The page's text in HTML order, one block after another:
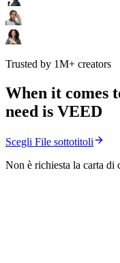
Trusted by 1M+ creators
When it comes
need is VEED
Scegli File sottotitoli
Non è richiesta la carta di